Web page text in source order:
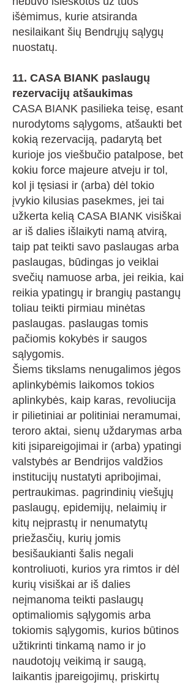
išėmimus, kurie atsiranda
nesilaikant šių Bendrųjų sąlygų
nuostatų.
11. CASA BIANK paslaugų
rezervacijų atšaukimas
CASA BIANK pasilieka teisę, esant
nurodytoms sąlygoms, atšaukti bet
kokią rezervaciją, padarytą bet
kurioje jos viešbučio patalpose, bet
kokiu force majeure atveju ir tol,
kol ji tęsiasi ir (arba) dėl tokio
įvykio kilusias pasekmes, jei tai
užkerta kelią CASA BIANK visiškai
ar iš dalies išlaikyti namą atvirą,
taip pat teikti savo paslaugas arba
paslaugas, būdingas jo veiklai
svečių namuose arba, jei reikia, kai
reikia ypatingų ir brangių pastangų
toliau teikti pirmiau minėtas
paslaugas. paslaugas tomis
pačiomis kokybės ir saugos
sąlygomis.
Šiems tikslams nenugalimos jėgos
aplinkybėmis laikomos tokios
aplinkybės, kaip karas, revoliucija
ir pilietiniai ar politiniai neramumai,
teroro aktai, sienų uždarymas arba
kiti įsipareigojimai ir (arba) ypatingi
valstybės ar Bendrijos valdžios
institucijų nustatyti apribojimai,
pertraukimas. pagrindinių viešųjų
paslaugų, epidemijų, nelaimių ir
kitų neįprastų ir nenumatytų
priežasčių, kurių jomis
besišaukianti šalis negali
kontroliuoti, kurios yra rimtos ir dėl
kurių visiškai ar iš dalies
neįmanoma teikti paslaugų
optimaliomis sąlygomis arba
tokiomis sąlygomis, kurios būtinos
užtikrinti tinkamą namo ir jo
naudotojų veikimą ir saugą,
laikantis įpareigojimų, priskirtų